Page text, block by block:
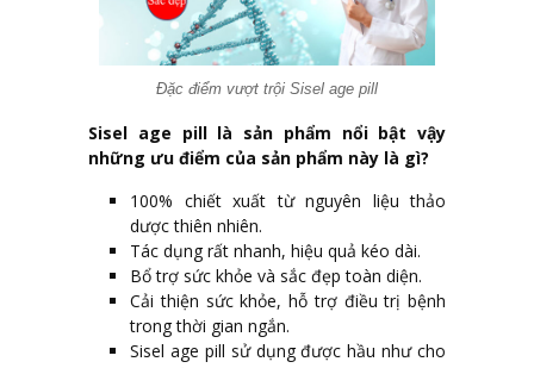
Đặc điểm vượt trội Sisel age pill
Sisel age pill là sản phẩm nổi bật vậy
những ưu điểm của sản phẩm này là gì?
100% chiết xuất từ nguyên liệu thảo
dược thiên nhiên.
Tác dụng rất nhanh, hiệu quả kéo dài.
Bổ trợ sức khỏe và sắc đẹp toàn diện.
Cải thiện sức khỏe, hỗ trợ điều trị bệnh
trong thời gian ngắn.
Sisel age pill sử dụng được hầu như cho